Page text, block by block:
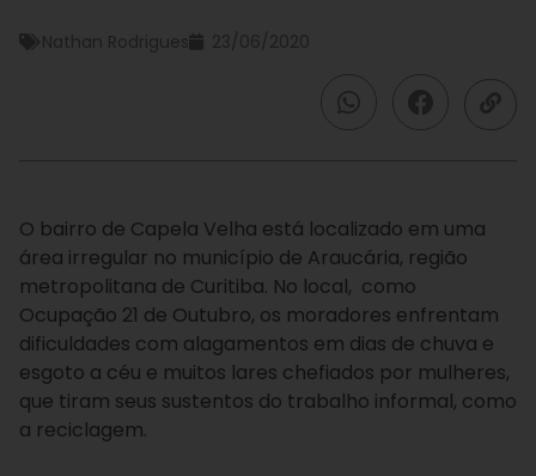
Nathan Rodrigues 23/06/2020
O bairro de Capela Velha está localizado em uma
área irregular no município de Araucária, região
metropolitana de Curitiba. No local, como
Ocupação 21 de Outubro, os moradores enfrentam
dificuldades com alagamentos em dias de chuva e
esgoto a céu e muitos lares chefiados por mulheres,
que tiram seus sustentos do trabalho informal, como
a reciclagem.